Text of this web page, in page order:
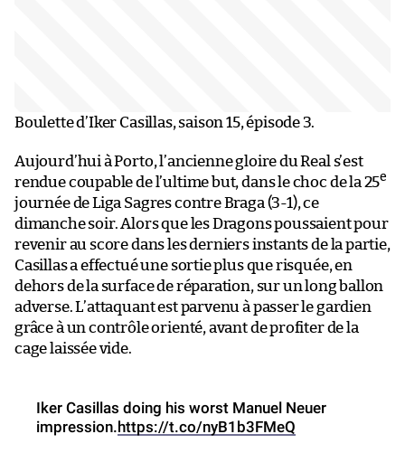
Boulette d’Iker Casillas, saison 15, épisode 3.
Aujourd’hui à Porto, l’ancienne gloire du Real s’est
rendue coupable de l’ultime but, dans le choc de la 25e
journée de Liga Sagres contre Braga (3-1), ce
dimanche soir. Alors que les Dragons poussaient pour
revenir au score dans les derniers instants de la partie,
Casillas a effectué une sortie plus que risquée, en
dehors de la surface de réparation, sur un long ballon
adverse. L’attaquant est parvenu à passer le gardien
grâce à un contrôle orienté, avant de profiter de la
cage laissée vide.
Iker Casillas doing his worst Manuel Neuer
impression.https://t.co/nyB1b3FMeQ